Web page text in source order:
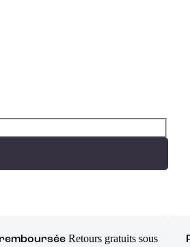
Retours gratuits sous